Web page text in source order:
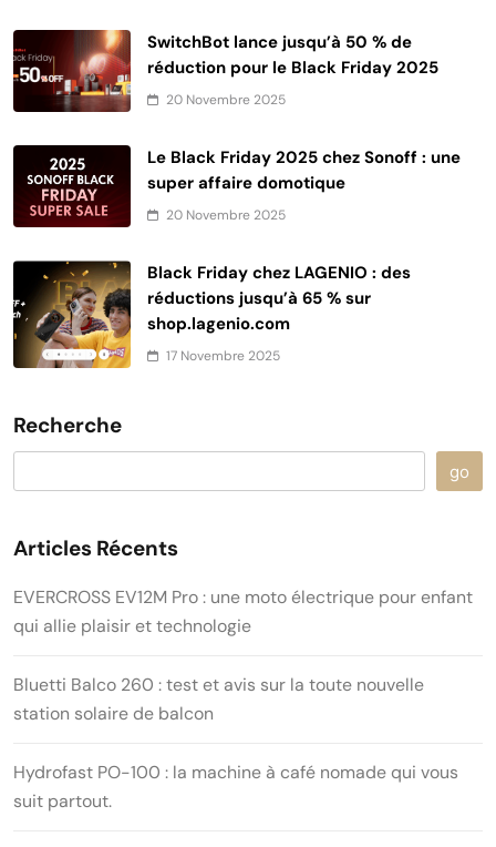
SwitchBot lance jusqu’à 50 % de
réduction pour le Black Friday 2025
20 Novembre 2025
Le Black Friday 2025 chez Sonoff : une
super affaire domotique
20 Novembre 2025
Black Friday chez LAGENIO : des
réductions jusqu’à 65 % sur
shop.lagenio.com
17 Novembre 2025
Recherche
go
Articles Récents
EVERCROSS EV12M Pro : une moto électrique pour enfant
qui allie plaisir et technologie
Bluetti Balco 260 : test et avis sur la toute nouvelle
station solaire de balcon
Hydrofast PO-100 : la machine à café nomade qui vous
suit partout.